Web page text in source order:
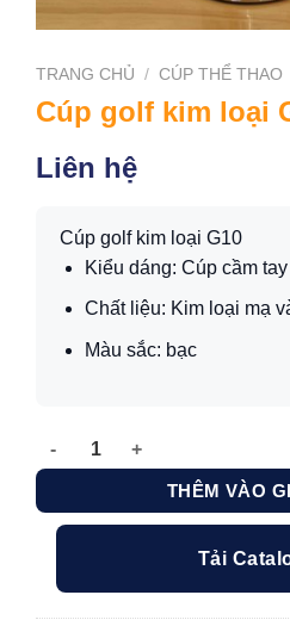
TRANG CHỦ / CÚP THỂ THAO
Cúp golf kim loại
Liên hệ
Cúp golf kim loại G10
Kiểu dáng: Cúp cầm tay
Chất liệu: Kim loại mạ
Màu sắc: bạc
Cúp golf kim loại G10 số lượng
THÊM VÀO
Tải